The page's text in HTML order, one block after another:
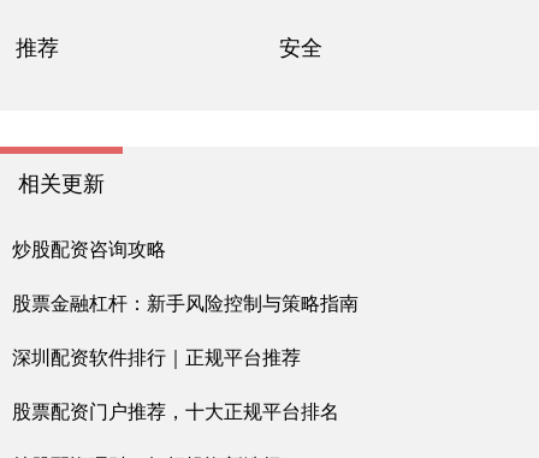
推荐 安全
相关更新
炒股配资咨询攻略
股票金融杠杆：新手风险控制与策略指南
深圳配资软件排行｜正规平台推荐
股票配资门户推荐，十大正规平台排名